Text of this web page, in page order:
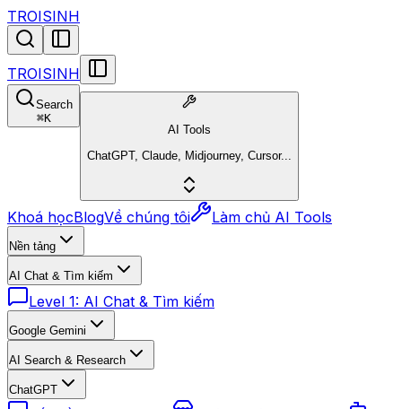
TROISINH
TROISINH
Search
⌘K
AI Tools
ChatGPT, Claude, Midjourney, Cursor...
Khoá họcBlogVề chúng tôi Làm chủ AI Tools
Nền tảng
AI Chat & Tìm kiếm
Level 1: AI Chat & Tìm kiếm
Google Gemini
AI Search & Research
ChatGPT